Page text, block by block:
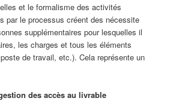
et le formalisme des activités
par le processus créent des nécessite
supplémentaires pour lesquelles il
les charges et tous les éléments
de travail, etc.). Cela représente un
des accès au livrable